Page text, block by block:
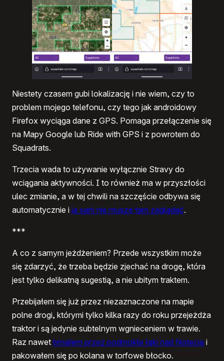
Niestety czasem gubi lokalizację i nie wiem, czy to
problem mojego telefonu, czy tego jak androidowy
Firefox wyciąga dane z GPS. Pomaga przełączenie się
na Mapy Google lub Ride with GPS i z powrotem do
Squadrats.
Trzecia wada to używanie wyłącznie Stravy do
wciągania aktywności. I to również ma w przyszłości
ulec zmianie, a w tej chwili na szczęście odbywa się
automatycznie i ja sam nie muszę tam zaglądać.
***
A co z samym jeżdżeniem? Przede wszystkim może
się zdarzyć, że trzeba będzie zjechać na drogę, która
jest tylko delikatną sugestią, a nie ubitym traktem.
Przebijałem się już przez niezaznaczone na mapie
polne drogi, którymi tylko kilka razy do roku przejeżdża
traktor i są jedynie subtelnym wgnieceniem w trawie.
Raz nawet brnąłem przez podmokłe łąki nad Notecią i
pakowałem się po kolana w torfowe błocko.